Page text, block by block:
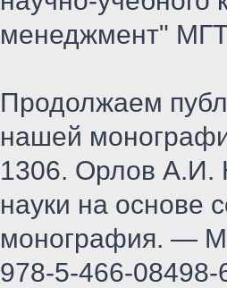
менеджмент"
Продолжаем
нашей
1306. Орлов А.И.
науки на основе
монография. —
978-5-466-